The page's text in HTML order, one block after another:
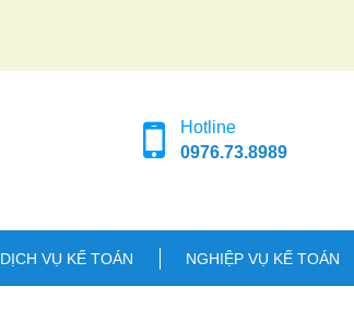
Hotline
0976.73.8989
DỊCH VỤ KẾ TOÁN NGHIỆP VỤ KẾ TOÁN